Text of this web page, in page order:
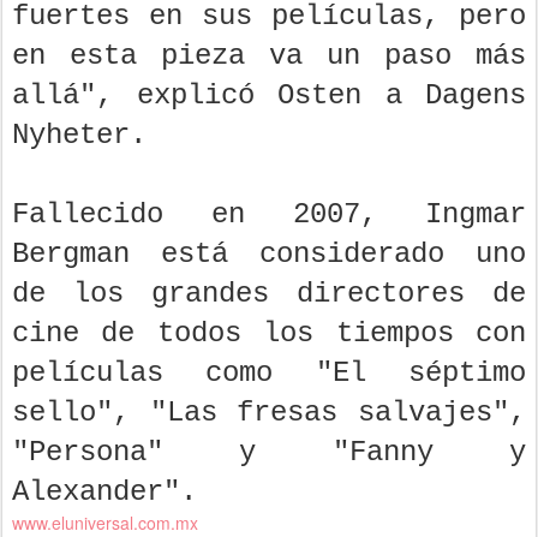
fuertes en sus películas, pero
en esta pieza va un paso más
allá", explicó Osten a Dagens
Nyheter.
Fallecido en 2007, Ingmar
Bergman está considerado uno
de los grandes directores de
cine de todos los tiempos con
películas como "El séptimo
sello", "Las fresas salvajes",
"Persona" y "Fanny y
Alexander".
www.eluniversal.com.mx